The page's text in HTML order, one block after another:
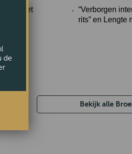
met
“Verborgen
rits” en Lengte
Bekijk alle
de